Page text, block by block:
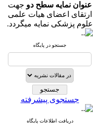
عنوان نمایه سطح دو جهت
ارتقای اعضای هیات علمی
علوم پزشکی نمایه میگردد.
جستجو در پایگاه
جستجوی پیشرفته
دریافت اطلاعات پایگاه